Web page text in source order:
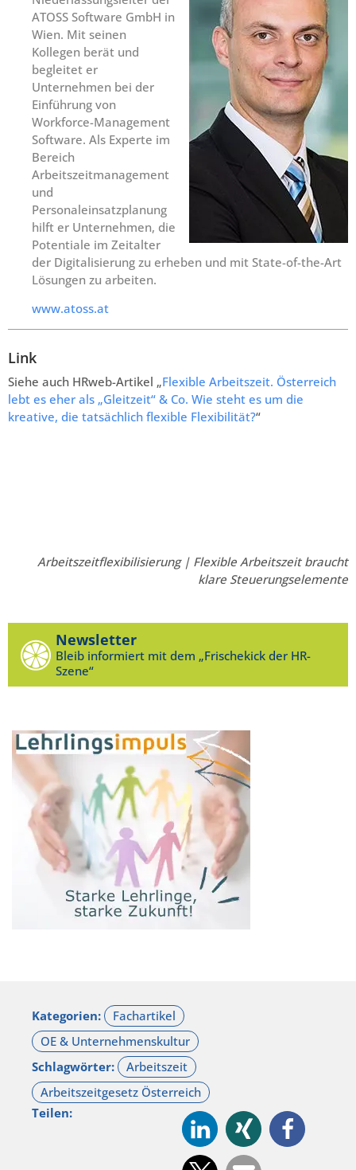
ATOSS Software GmbH in
Wien. Mit seinen
Kollegen berät und
begleitet er
Unternehmen bei der
Einführung von
Workforce-Management
Software. Als Experte im
Bereich
Arbeitszeitmanagement
und
Personaleinsatzplanung
hilft er Unternehmen, die
Potentiale im Zeitalter
der Digitalisierung zu erheben und mit State-of-the-Art
Lösungen zu arbeiten.
www.atoss.at
Link
Siehe auch HRweb-Artikel „Flexible Arbeitszeit. Österreich
lebt es eher als „Gleitzeit“ & Co. Wie steht es um die
kreative, die tatsächlich flexible Flexibilität?“
Arbeitszeitflexibilisierung | Flexible Arbeitszeit braucht
klare Steuerungselemente
Newsletter
Bleib informiert mit dem „Frischekick der HR-
Szene“
Kategorien:
Schlagwörter:
Teilen: